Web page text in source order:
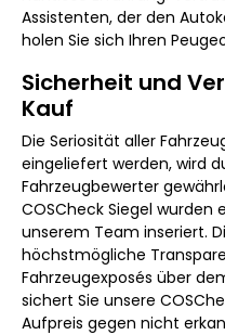
Assistenten, der den
holen Sie sich Ihren
Sicherheit und
Kauf
Die Seriosität aller
eingeliefert werden, wird
Fahrzeugbewerter
COSCheck Siegel
unserem Team inseriert.
höchstmögliche
Fahrzeugexposés über
sichert Sie unsere
Aufpreis gegen nicht